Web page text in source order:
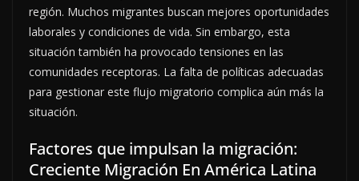
región. Muchos migrantes buscan mejores oportunidades
laborales y condiciones de vida. Sin embargo, esta
situación también ha provocado tensiones en las
comunidades receptoras. La falta de políticas adecuadas
para gestionar este flujo migratorio complica aún más la
situación.
Factores que impulsan la migración:
Creciente Migración En América Latina